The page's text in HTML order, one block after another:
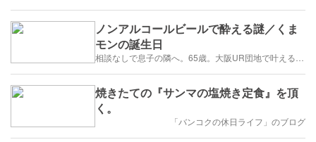
ノンアルコールビールで酔える謎／くま
モンの誕生日
焼きたての『サンマの塩焼き定食』を頂
く。
「バンコクの休日ライフ」のブログ